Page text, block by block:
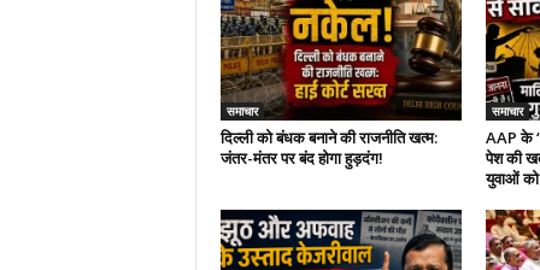
समाचार
दिल्ली को बंधक बनाने की राजनीति खत्म:
जंतर-मंतर पर बंद होगा हुड़दंग!
समाचार
AAP के
पेश की
युवाओं